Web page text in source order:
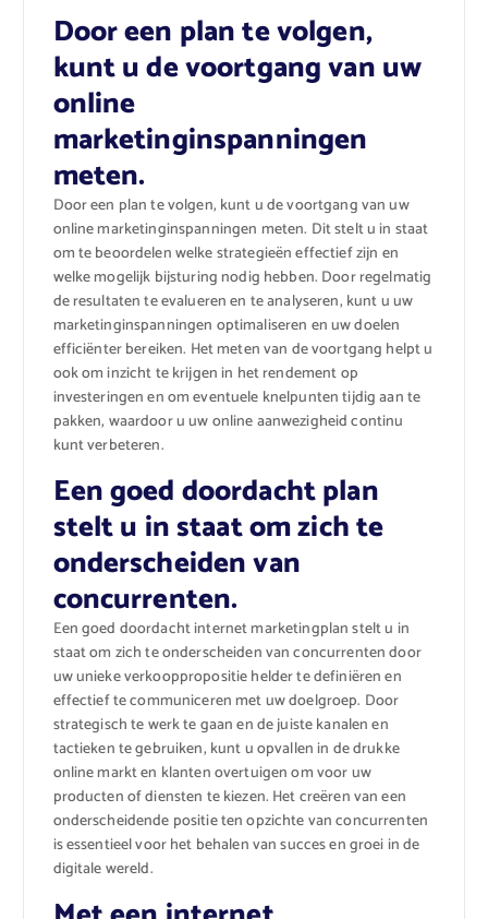
Door een plan te volgen,
kunt u de voortgang van uw
online
marketinginspanningen
meten.
Door een plan te volgen, kunt u de voortgang van uw
online marketinginspanningen meten. Dit stelt u in staat
om te beoordelen welke strategieën effectief zijn en
welke mogelijk bijsturing nodig hebben. Door regelmatig
de resultaten te evalueren en te analyseren, kunt u uw
marketinginspanningen optimaliseren en uw doelen
efficiënter bereiken. Het meten van de voortgang helpt u
ook om inzicht te krijgen in het rendement op
investeringen en om eventuele knelpunten tijdig aan te
pakken, waardoor u uw online aanwezigheid continu
kunt verbeteren.
Een goed doordacht plan
stelt u in staat om zich te
onderscheiden van
concurrenten.
Een goed doordacht internet marketingplan stelt u in
staat om zich te onderscheiden van concurrenten door
uw unieke verkooppropositie helder te definiëren en
effectief te communiceren met uw doelgroep. Door
strategisch te werk te gaan en de juiste kanalen en
tactieken te gebruiken, kunt u opvallen in de drukke
online markt en klanten overtuigen om voor uw
producten of diensten te kiezen. Het creëren van een
onderscheidende positie ten opzichte van concurrenten
is essentieel voor het behalen van succes en groei in de
digitale wereld.